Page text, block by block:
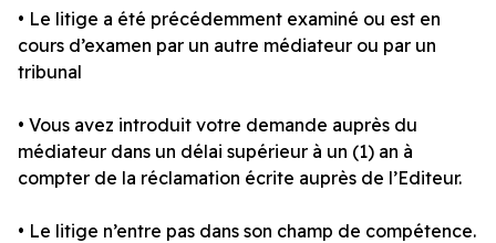
• Le litige a été précédemment examiné ou est en
cours d’examen par un autre médiateur ou par un
tribunal
• Vous avez introduit votre demande auprès du
médiateur dans un délai supérieur à un (1) an à
compter de la réclamation écrite auprès de l’Editeur.
• Le litige n’entre pas dans son champ de compétence.